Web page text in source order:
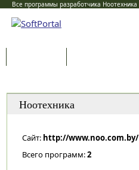
Все программы разработчика Ноотехника
Ноотехника
Сайт: http://www.noo.com.by/
Всего программ:2